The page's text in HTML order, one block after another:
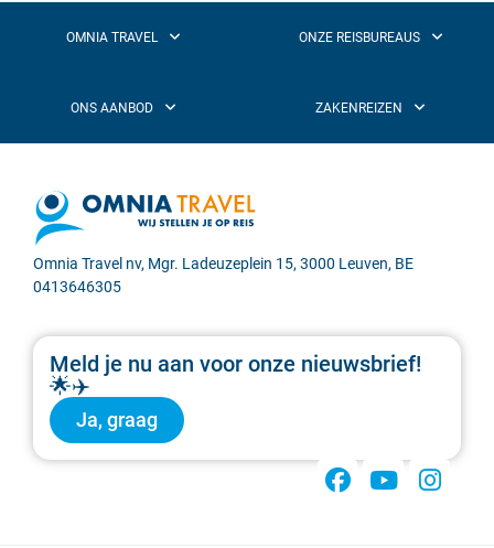
Omnia Travel nv, Mgr. Ladeuzeplein 15, 3000 Leuven, BE
0413646305
Meld je nu aan voor onze nieuwsbrief!
🌟✈️
Ja, graag